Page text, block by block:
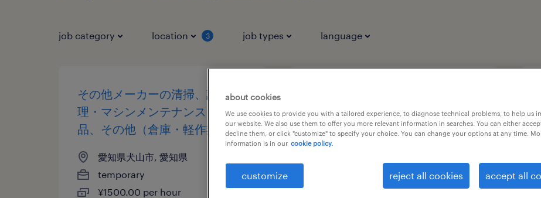
job category location 3 job types language
その他メーカーの清掃、設備管
理・マシンメンテナンス、検
品、その他（倉庫・軽作業）
愛知県犬山市, 愛知県
temporary
¥1500.00 per hour
荷、仕分け・ピッキング・梱
包、検品、フォークリフト
¥1600.00 per hour
about cookies
We use cookies to provide you with a tailored experience, to diagnose technical problems, to help us
our website. We also use them to offer you more relevant information in searches. You can either
decline them, or click "customize" to specify your choice. You can change your options at any time.
information is in our cookie policy.
customize reject all cookies accept all